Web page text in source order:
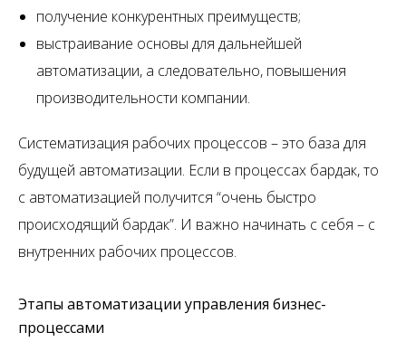
получение конкурентных преимуществ;
выстраивание основы для дальнейшей
автоматизации, а следовательно, повышения
производительности компании.
Систематизация рабочих процессов – это база для
будущей автоматизации. Если в процессах бардак, то
с автоматизацией получится “очень быстро
происходящий бардак”. И важно начинать с себя – с
внутренних рабочих процессов.
Этапы автоматизации управления бизнес-
процессами